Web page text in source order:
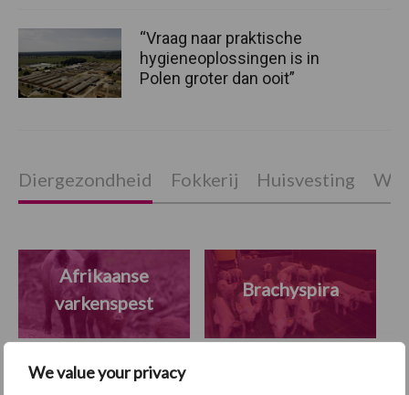
We value your privacy
“Vraag naar praktische
hygieneoplossingen is in
Polen groter dan ooit”
Diergezondheid Fokkerij Huisvesting
Afrikaanse
varkenspest
Brachyspira